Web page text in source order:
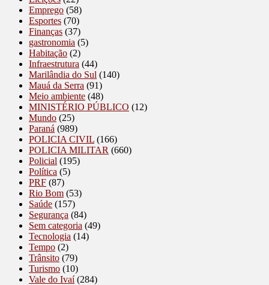
Emprego (58)
Esportes (70)
Finanças (37)
gastronomia (5)
Habitação (2)
Infraestrutura (44)
Marilândia do Sul (140)
Mauá da Serra (91)
Meio ambiente (48)
MINISTÉRIO PÚBLICO (12)
Mundo (25)
Paraná (989)
POLICIA CIVIL (166)
POLICIA MILITAR (660)
Policial (195)
Política (5)
PRF (87)
Rio Bom (53)
Saúde (157)
Segurança (84)
Sem categoria (49)
Tecnologia (14)
Tempo (2)
Trânsito (79)
Turismo (10)
Vale do Ivaí(284)